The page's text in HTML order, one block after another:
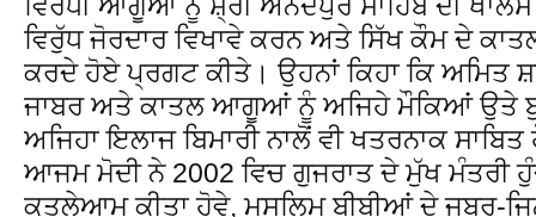
ਵਿਰੁੱਧ ਜੋਰਦਾਰ ਵਿਖਾਵੇ ਕਰਨ ਅਤੇ ਸਿੱਖ ਕੌਮ ਦੇ
ਕਰਦੇ ਹੋਏ ਪ੍ਰਗਟ ਕੀਤੇ। ਉਹਨਾਂ ਕਿਹਾ ਕਿ ਅਮਿਤ
ਜਾਬਰ ਅਤੇ ਕਾਤਲ ਆਗੂਆਂ ਨੂੰ ਅਜਿਹੇ ਮੌਕਿਆਂ ਉਤੇ
ਅਜਿਹਾ ਇਲਾਜ ਬਿਮਾਰੀ ਨਾਲੋਂ ਵੀ ਖਤਰਨਾਕ
ਆਜਮ ਮੋਦੀ ਨੇ 2002 ਵਿਚ ਗੁਜਰਾਤ ਦੇ ਮੁੱਖ ਮੰਤਰੀ
ਕਤਲੇਆਮ ਕੀਤਾ ਹੋਵੇ, ਮੁਸਲਿਮ ਬੀਬੀਆਂ ਦੇ ਜਬਰ-